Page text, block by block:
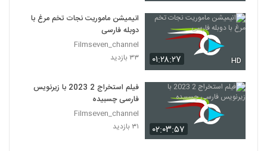
۰۱:۲۸:۲۷ HD
انیمیشن ماموریت نجات تخم مرغ با
دوبله فارسی
Filmseven_channel
۳۳ بازدید
۰۲:۰۳:۵۷
فیلم استخراج 2 2023 با زیرنویس
فارسی چسبیده
Filmseven_channel
۳۱ بازدید